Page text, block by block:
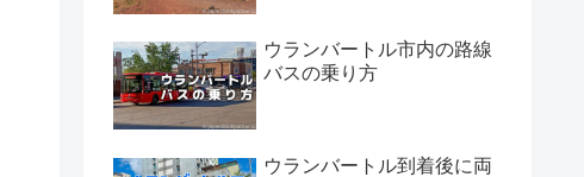
ウランバートル市内の路線
バスの乗り方
ウランバートル到着後に両